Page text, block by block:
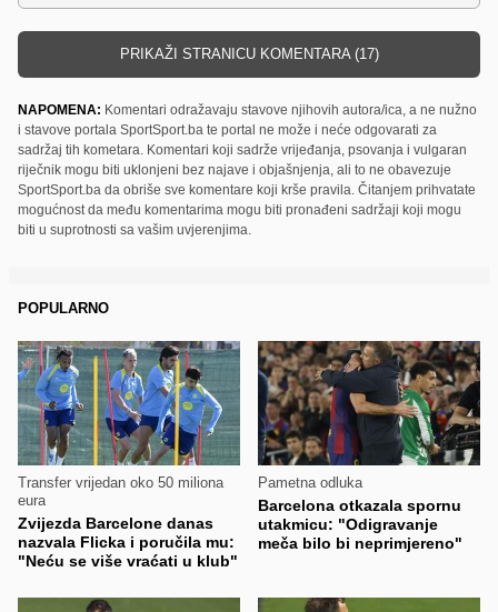
PRIKAŽI STRANICU KOMENTARA (17)
NAPOMENA: Komentari odražavaju stavove njihovih autora/ica, a ne nužno
i stavove portala SportSport.ba te portal ne može i neće odgovarati za
sadržaj tih kometara. Komentari koji sadrže vrijeđanja, psovanja i vulgaran
riječnik mogu biti uklonjeni bez najave i objašnjenja, ali to ne obavezuje
SportSport.ba da obriše sve komentare koji krše pravila. Čitanjem prihvatate
mogućnost da među komentarima mogu biti pronađeni sadržaji koji mogu
biti u suprotnosti sa vašim uvjerenjima.
POPULARNO
Transfer vrijedan oko 50 miliona
eura
Zvijezda Barcelone danas
nazvala Flicka i poručila mu:
"Neću se više vraćati u klub"
Pametna odluka
Barcelona otkazala spornu
utakmicu: "Odigravanje
meča bilo bi neprimjereno"